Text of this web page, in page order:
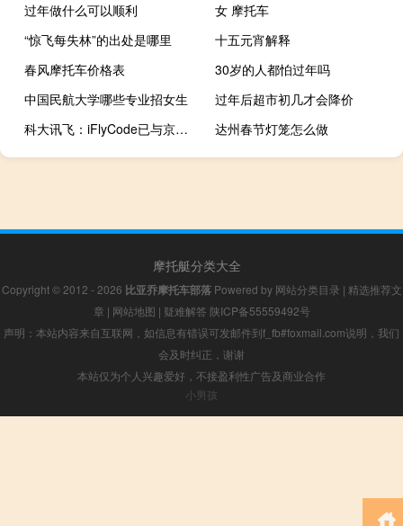
过年做什么可以顺利
女 摩托车
“惊飞每失林”的出处是哪里
十五元宵解释
春风摩托车价格表
30岁的人都怕过年吗
中国民航大学哪些专业招女生
过年后超市初几才会降价
科大讯飞：iFlyCode已与京东云、软通动力等107家机构实现深度对接应用
达州春节灯笼怎么做
摩托艇分类大全
Copyright © 2012 - 2026 比亚乔摩托车部落Powered by 网站分类目录 | 精选推荐文
章 | 网站地图 | 疑难解答 陕ICP备55559492号
声明：本站内容来自互联网，如信息有错误可发邮件到f_fb#foxmail.com说明，我们
会及时纠正，谢谢
本站仅为个人兴趣爱好，不接盈利性广告及商业合作
小男孩